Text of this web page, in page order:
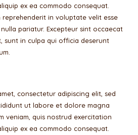
ex ea commodo consequat.
in voluptate velit esse
pariatur. Excepteur sint occaecat
sunt in culpa qui officia deserunt
consectetur adipiscing elit, sed
ut labore et dolore magna
veniam, quis nostrud exercitation
ex ea commodo consequat.